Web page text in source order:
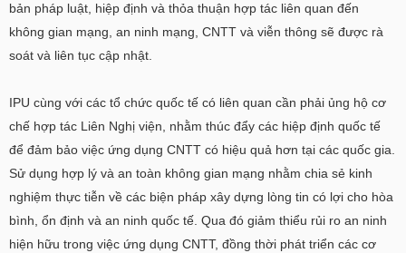
bản pháp luật, hiệp định và thỏa thuận hợp tác liên quan đến
không gian mạng, an ninh mạng, CNTT và viễn thông sẽ được rà
soát và liên tục cập nhật.
IPU cùng với các tổ chức quốc tế có liên quan cần phải ủng hộ cơ
chế hợp tác Liên Nghị viện, nhằm thúc đẩy các hiệp định quốc tế
để đảm bảo việc ứng dụng CNTT có hiệu quả hơn tại các quốc gia.
Sử dụng hợp lý và an toàn không gian mạng nhằm chia sẻ kinh
nghiệm thực tiễn về các biện pháp xây dựng lòng tin có lợi cho hòa
bình, ổn định và an ninh quốc tế. Qua đó giảm thiểu rủi ro an ninh
hiện hữu trong việc ứng dụng CNTT, đồng thời phát triển các cơ